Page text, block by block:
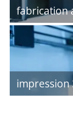
fabrication
impression